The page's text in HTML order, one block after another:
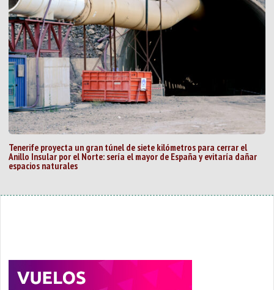
Tenerife proyecta un gran túnel de siete kilómetros para cerrar el
Anillo Insular por el Norte: sería el mayor de España y evitaría dañar
espacios naturales